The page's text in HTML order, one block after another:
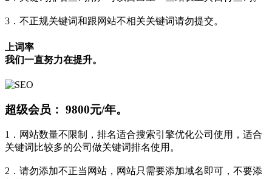
3．不正规关键词和跟网站不相关关键词请勿提交。
上词率
我们一直努力在提升。
超级会员： 9800元/年。
1．网站数量不限制，排名适合搜索引擎优化公司使用，适合
关键词比较多的公司做关键词排名使用。
2．请勿添加不正当网站，网站只需要添加域名即可，不要添